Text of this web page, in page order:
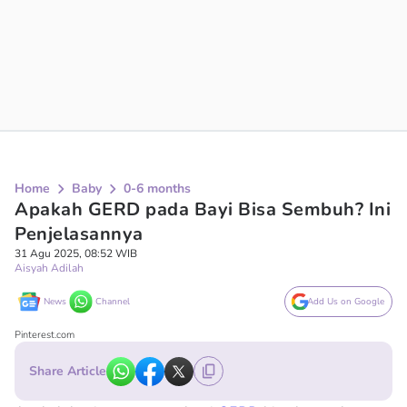
Home Baby 0-6 months
Apakah GERD pada Bayi Bisa Sembuh? Ini
Penjelasannya
31 Agu 2025, 08:52 WIB
Aisyah Adilah
News Channel Add Us on Google
Pinterest.com
Share Article